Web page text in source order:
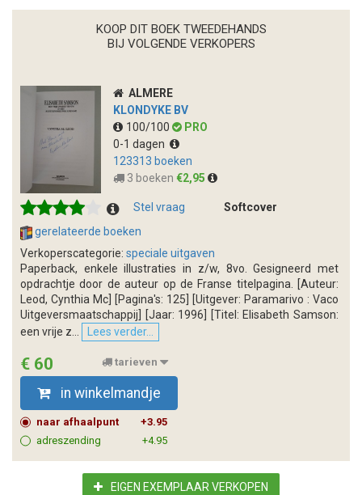
KOOP DIT BOEK TWEEDEHANDS
BIJ VOLGENDE VERKOPERS
ALMERE
KLONDYKE BV
100/100
PRO
0-1 dagen
123313 boeken
3 boeken €2,95
Stel vraag
Softcover
gerelateerde boeken
Verkoperscategorie: speciale uitgaven
Paperback, enkele illustraties in z/w, 8vo. Gesigneerd met
opdrachtje door de auteur op de Franse titelpagina. [Auteur:
Leod, Cynthia Mc] [Pagina's: 125] [Uitgever: Paramarivo : Vaco
Uitgeversmaatschappij] [Jaar: 1996] [Titel: Elisabeth Samson:
een vrije z...
Lees verder...
€ 60 tarieven
in winkelmandje
naar afhaalpunt
+3.95
adreszending
+4.95
EIGEN EXEMPLAAR VERKOPEN